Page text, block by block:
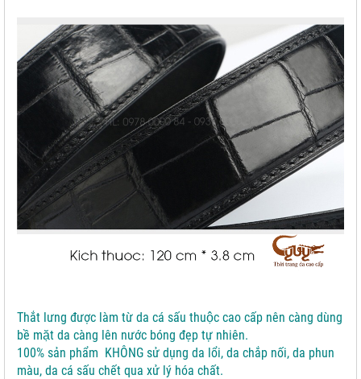
Thắt lưng được làm từ da cá sấu thuộc cao cấp nên càng dùng
bề mặt da càng lên nước bóng đẹp tự nhiên.
100% sản phẩm KHÔNG sử dụng da lổi, da chắp nối, da phun
màu, da cá sấu chết qua xử lý hóa chất.